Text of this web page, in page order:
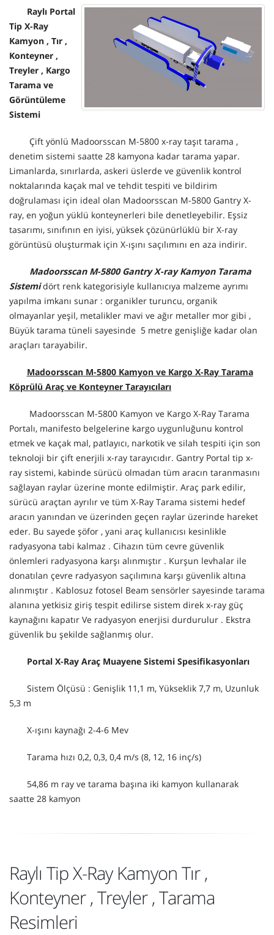
Raylı Portal
Tip X-Ray
Kamyon , Tır ,
Konteyner ,
Treyler , Kargo
Tarama ve
Görüntüleme
Sistemi
Çift yönlü Madoorsscan M-5800 x-ray taşıt tarama ,
denetim sistemi saatte 28 kamyona kadar tarama yapar.
Limanlarda, sınırlarda, askeri üslerde ve güvenlik kontrol
noktalarında kaçak mal ve tehdit tespiti ve bildirim
doğrulaması için ideal olan Madoorsscan M-5800 Gantry X-
ray, en yoğun yüklü konteynerleri bile denetleyebilir. Eşsiz
tasarımı, sınıfının en iyisi, yüksek çözünürlüklü bir X-ray
görüntüsü oluşturmak için X-ışını saçılımını en aza indirir.
Madoorsscan M-5800 Gantry X-ray Kamyon Tarama
Sistemidört renk kategorisiyle kullanıcıya malzeme ayrımı
yapılma imkanı sunar : organikler turuncu, organik
olmayanlar yeşil, metalikler mavi ve ağır metaller mor gibi ,
Büyük tarama tüneli sayesinde 5 metre genişliğe kadar olan
araçları tarayabilir.
Madoorsscan M-5800 Kamyon ve Kargo X-Ray Tarama
Köprülü Araç ve Konteyner Tarayıcıları
Madoorsscan M-5800 Kamyon ve Kargo X-Ray Tarama
Portalı, manifesto belgelerine kargo uygunluğunu kontrol
etmek ve kaçak mal, patlayıcı, narkotik ve silah tespiti için son
teknoloji bir çift enerjili x-ray tarayıcıdır. Gantry Portal tip x-
ray sistemi, kabinde sürücü olmadan tüm aracın taranmasını
sağlayan raylar üzerine monte edilmiştir. Araç park edilir,
sürücü araçtan ayrılır ve tüm X-Ray Tarama sistemi hedef
aracın yanından ve üzerinden geçen raylar üzerinde hareket
eder. Bu sayede şöfor , yani araç kullanıcısı kesinlikle
radyasyona tabi kalmaz . Cihazın tüm cevre güvenlik
önlemleri radyasyona karşı alınmıştır . Kurşun levhalar ile
donatılan çevre radyasyon saçılımına karşı güvenlik altına
alınmıştır . Kablosuz fotosel Beam sensörler sayesinde tarama
alanına yetkisiz giriş tespit edilirse sistem direk x-ray güç
kaynağını kapatır Ve radyasyon enerjisi durdurulur . Ekstra
güvenlik bu şekilde sağlanmış olur.
Portal X-Ray Araç Muayene Sistemi Spesifikasyonları
Sistem Ölçüsü : Genişlik 11,1 m, Yükseklik 7,7 m, Uzunluk
5,3 m
X-ışını kaynağı 2-4-6 Mev
Tarama hızı 0,2, 0,3, 0,4 m/s (8, 12, 16 inç/s)
54,86 m ray ve tarama başına iki kamyon kullanarak
saatte 28 kamyon
Raylı Tip X-Ray Kamyon Tır ,
Konteyner , Treyler , Tarama
Resimleri